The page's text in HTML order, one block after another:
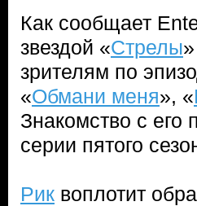
Как сообщает
звездой «Стрелы
зрителям по
«Обмани меня», «
Знакомство с его
серии пятого
Рик воплотит